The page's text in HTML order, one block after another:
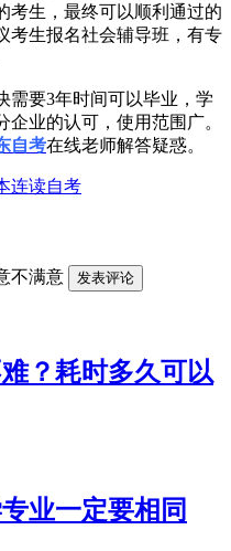
考生，最终可以顺利通过的
考生报名社会辅导班，有专
要3年时间可以毕业，学
业的认可，使用范围广。
自考在线老师解答疑惑。
连读自考
不满意
？耗时多久可以
业一定要相同